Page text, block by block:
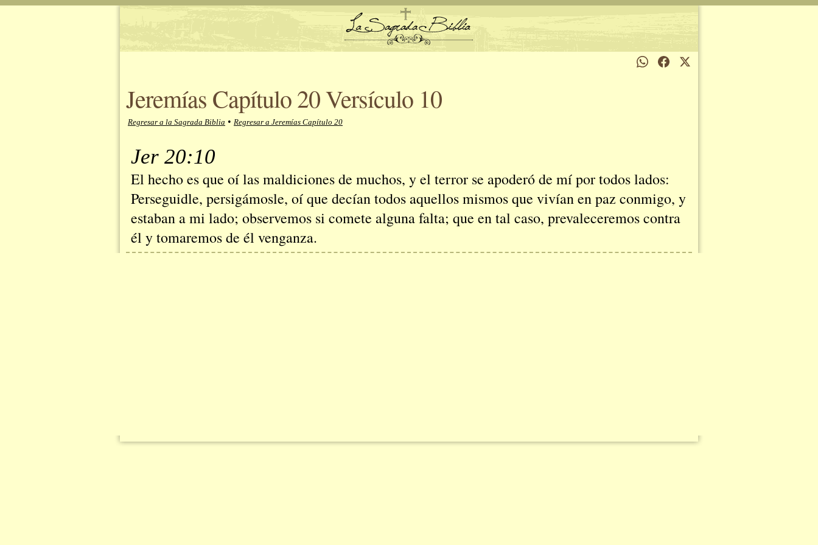
Jeremías Capítulo 20 Versículo 10
Regresar a la Sagrada Biblia • Regresar a Jeremías Capítulo 20
Jer 20:10
El hecho es que oí las maldiciones de muchos, y el terror se apoderó de mí por todos lados:
Perseguidle, persigámosle, oí que decían todos aquellos mismos que vivían en paz conmigo, y
estaban a mi lado; observemos si comete alguna falta; que en tal caso, prevaleceremos contra
él y tomaremos de él venganza.